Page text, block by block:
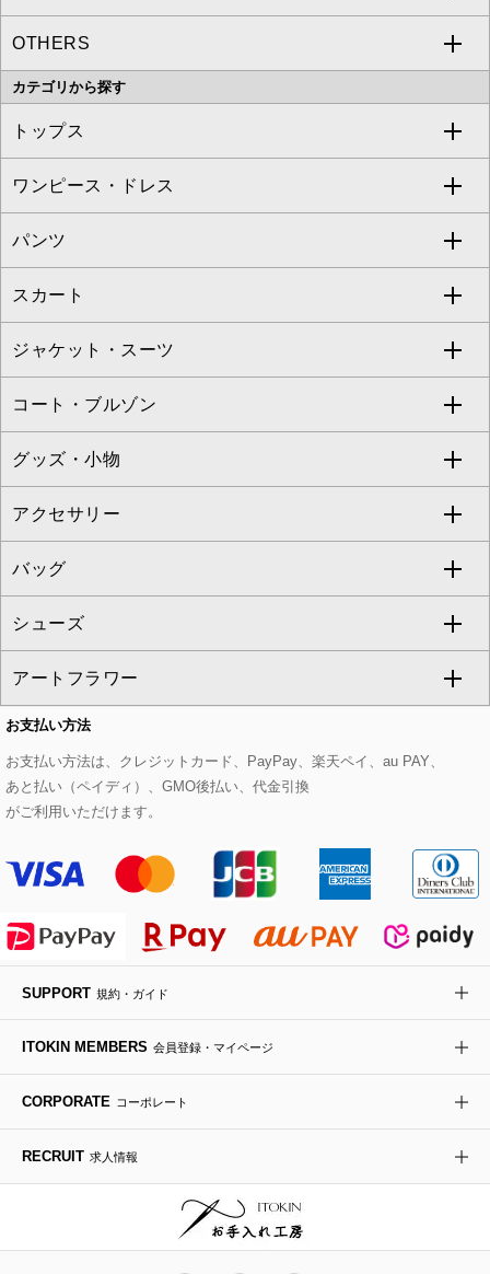
MK MICHEL KLEIN
OFUON le MK
eur3
Maison de CINQ
MK MICHEL KLEIN BAG
HIROKO KOSHINO
MICHEL KLEIN HOMME
MK MICHEL KLEIN HOMME
a.v.v
OTHERS
MK MICHEL KLEIN BAG
カテゴリから探す
トップス
すべてのトップス
カットソー・Tシャツ
ブラウス・シャツ
ニット・セーター
カーディガン
アンサンブルセット
ベスト・ジレ
パーカー
タンクトップ・キャミソール
スウェット・ジャージー
その他のトップス
ワンピース・ドレス
すべてのワンピース・ドレス
ワンピース
ドレス
チュニック
ジャンパースカート
その他のワンピース・ドレス
パンツ
すべてのパンツ
フルレングスパンツ
クロップド・半端丈パンツ
ガウチョ・ワイドパンツ
ハーフ・ショート丈パンツ
サロペット・オールインワン
その他のパンツ
スカート
すべてのスカート
ロング・マキシ丈スカート
ひざ丈スカート
ミモレ丈スカート
ショート・ミニ丈スカート
その他のスカート
ジャケット・スーツ
すべてのジャケット・スーツ
テーラードジャケット
ノーカラージャケット
セットアップ
セットアップジャケット
セットアップパンツ
セットアップスカート
セットアップワンピース
コート・ブルゾン
すべてのコート・ブルゾン
トレンチコート
ピーコート
ダッフルコート
チェスターコート
モッズコート
ステンカラーコート
ライダースジャケット
デニムジャケット
ダウンジャケット・コート
グッズ・小物
すべてのグッズ・小物
マスク
ストール・マフラー・スヌード
ベルト・サスペンダー
帽子
ヘアアクセサリー
ハンカチ・バンダナ
手袋
チャーム・ストラップ
アクセサリー
すべてのアクセサリー
ネックレス
ピアス・イヤリング
ブレスレット・バングル
ブローチ・コサージュ
バッグ
すべてのバッグ
トートバッグ
ショルダーバッグ
ボストンバッグ
バックパック・リュック
ボディバッグ・メッセンジャーバッグ
トラベルバッグ
シューズ
すべてのシューズ
パンプス
スニーカー
フラットシューズ
ローファー
ドレスシューズ
アートフラワー
すべてのアートフラワー
ローズ
カサブランカ・カラー
ラナンキュラス
ポプリアレンジ＆フレグランス
お支払い方法
お支払い方法は、クレジットカード、PayPay、楽天ペイ、au PAY、
あと払い（ペイディ）、GMO後払い、代金引換
がご利用いただけます。
SUPPORT 規約・ガイド
ITOKIN MEMBERS 会員登録・マイページ
CORPORATE コーポレート
RECRUIT 求人情報